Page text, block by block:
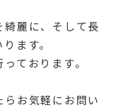
麗に、そして長
ます。
ております。
お気軽にお問い